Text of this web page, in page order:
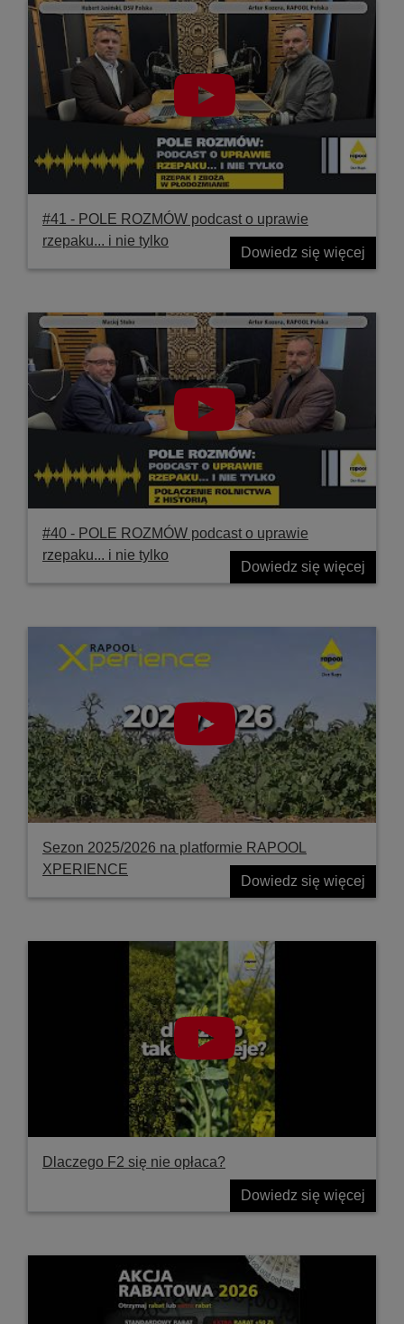
#41 ‐ POLE ROZMÓW podcast o uprawie
rzepaku... i nie tylko
Dowiedz się więcej
#40 ‐ POLE ROZMÓW podcast o uprawie
rzepaku... i nie tylko
Dowiedz się więcej
Sezon 2025/2026 na platformie RAPOOL
XPERIENCE
Dowiedz się więcej
Dlaczego F2 się nie opłaca?
Dowiedz się więcej